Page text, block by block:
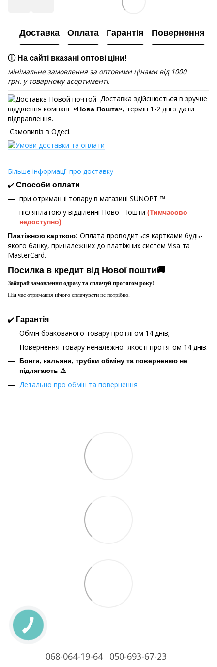
Доставка Оплата Гарантія Повернення
ⓘ На сайті вказані оптові ціни!
мінімальне замовлення за оптовими цінами від 1000
грн. у товарному асортименті.
Доставка здійснюється в зручне
відділення компанії «Нова Пошта», термін 1-2 дні з дати
відправлення.
Самовивіз в Одесі.
Більше інформації про доставку
✔️ Способи оплати
при отриманні товару в магазині SUNOPT ™
післяплатою у відділенні Нової Пошти (Тимчасово
недоступно)
Платіжною карткою: Оплата проводиться картками будь-
якого банку, приналежних до платіжних систем Visa та
MasterCard.
Посилка в кредит від Нової пошти🚚
Забирай замовлення одразу та сплачуй протягом року!
Під час отримання нічого сплачувати не потрібно.
✔️ Гарантія
Обмін бракованого товару протягом 14 днів;
Повернення товару неналежної якості протягом 14 днів.
Бонги, кальяни, трубки обміну та поверненню не
підлягають ⚠️
Детально про обмін та повернення
068-064-19-64 050-693-67-23